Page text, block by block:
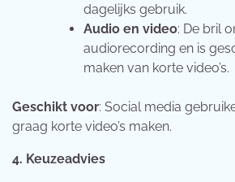
dagelijks gebruik.
Audio en video: De bril
audiorecording en is
maken van korte video’s.
Geschikt voor: Social media
graag korte video’s maken.
4. Keuzeadvies